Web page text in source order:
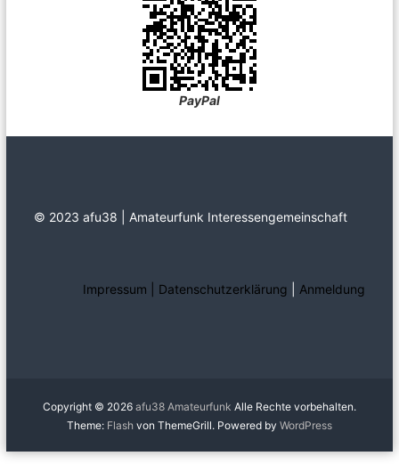
PayPal
© 2023 afu38 | Amateurfunk Interessengemeinschaft
Impressum | Datenschutzerklärung Anmeldung
Copyright © 2026 afu38 Amateurfunk Alle Rechte vorbehalten.
Theme: Flash von ThemeGrill. Powered by WordPress